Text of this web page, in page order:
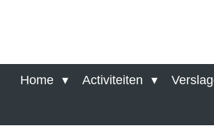
hoofdinhoud
Home Activiteiten